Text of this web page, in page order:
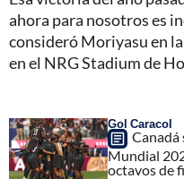
ahora para nosotros es
consideró Moriyasu en
en el NRG Stadium de
Gol Caracol
Canadá
Mundial
octavos de